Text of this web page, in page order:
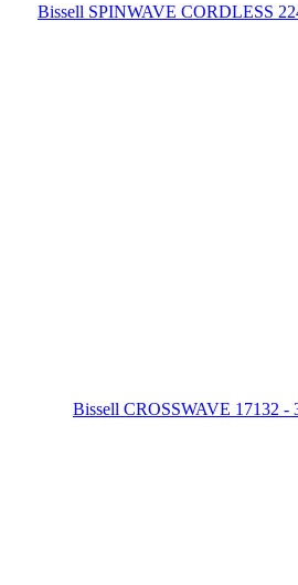
Bissell SPINWAVE CORDLESS
Bissell CROSSWAVE 17132 -